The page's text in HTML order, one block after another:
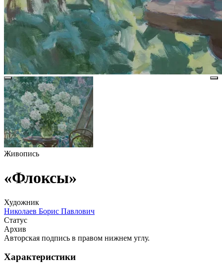
Живопись
«Флоксы»
Художник
Николаев Борис Павлович
Статус
Архив
Авторская подпись в правом нижнем углу.
Характеристики